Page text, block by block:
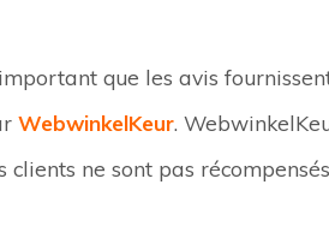
que les avis
WebwinkelKeur.
clients ne sont pas